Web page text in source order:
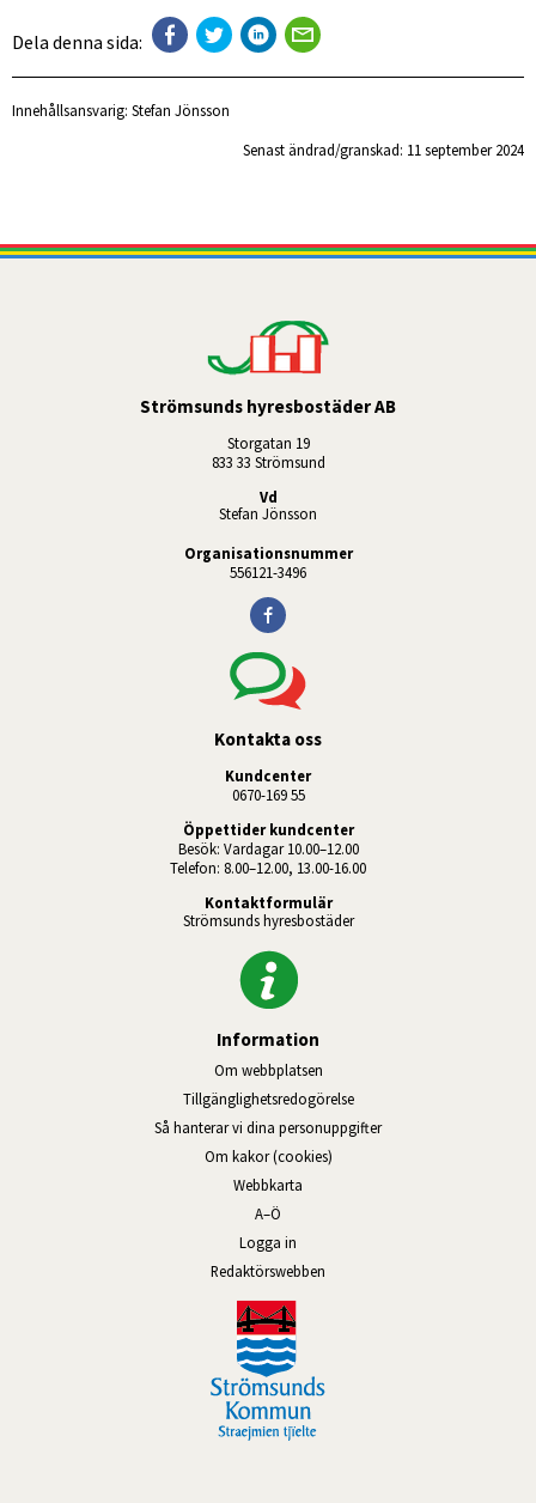
Dela denna sida:
Innehållsansvarig: Stefan Jönsson
Senast ändrad/granskad: 11 september 2024
Strömsunds hyresbostäder AB
Storgatan 19
833 33 Strömsund
Vd
Stefan Jönsson
Organisationsnummer
556121-3496
Kontakta oss
Kundcenter
0670-169 55
Öppettider kundcenter
Besök: Vardagar 10.00–12.00
Telefon: 8.00–12.00, 13.00-16.00
Kontaktformulär
Strömsunds hyresbostäder
Information
Om webbplatsen
Tillgänglighetsredogörelse
Så hanterar vi dina personuppgifter
Om kakor (cookies)
Webbkarta
A–Ö
Logga in
Redaktörswebben